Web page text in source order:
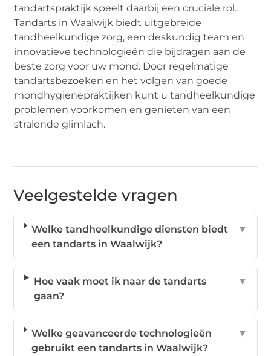
tandartspraktijk speelt daarbij een cruciale rol.
Tandarts in Waalwijk biedt uitgebreide
tandheelkundige zorg, een deskundig team en
innovatieve technologieën die bijdragen aan de
beste zorg voor uw mond. Door regelmatige
tandartsbezoeken en het volgen van goede
mondhygiënepraktijken kunt u tandheelkundige
problemen voorkomen en genieten van een
stralende glimlach.
Veelgestelde vragen
Welke tandheelkundige diensten biedt
een tandarts in Waalwijk?
▼
Hoe vaak moet ik naar de tandarts
gaan?
▼
Welke geavanceerde technologieën
gebruikt een tandarts in Waalwijk?
▼